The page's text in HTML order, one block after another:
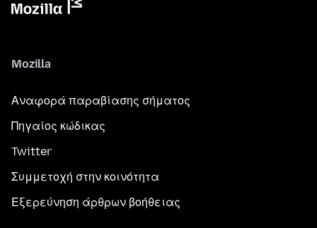
Mozilla
Αναφορά παραβίασης σήματος
Πηγαίος κώδικας
Twitter
Συμμετοχή στην κοινότητα
Εξερεύνηση άρθρων βοήθειας